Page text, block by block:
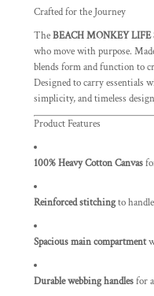
Crafted for the Journey
TheBEACH MONKEY LIFE
who move with purpose.
blends form and function to
Designed to carry essentials
simplicity, and timeless
Product Features
100% Heavy Cotton Canvas
Reinforced stitchingto
Spacious main compartment
Durable webbing handlesfor